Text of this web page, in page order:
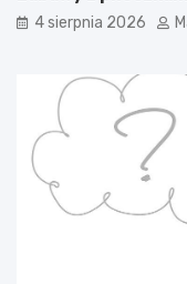
4 sierpnia 2026